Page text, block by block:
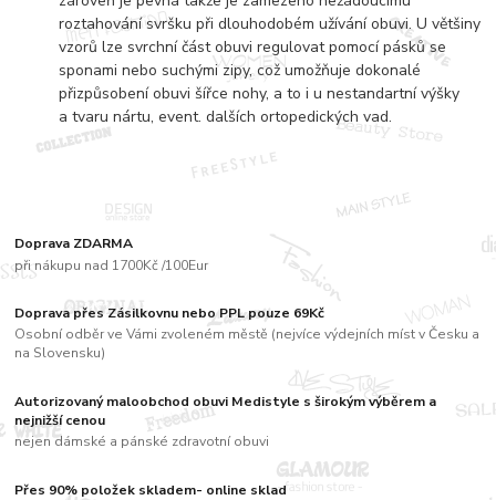
Doprava ZDARMA
při nákupu nad 1700Kč /100Eur
Doprava přes Zásilkovnu nebo PPL pouze 69Kč
Osobní odběr ve Vámi zvoleném městě (nejvíce výdejních míst v Česku a
na Slovensku)
Autorizovaný maloobchod obuvi Medistyle s širokým výběrem a
nejnižší cenou
nejen dámské a pánské zdravotní obuvi
Přes 90% položek skladem- online sklad
roztahování svršku při dlouhodobém užívání obuvi. U většiny
vzorů lze svrchní část obuvi regulovat pomocí pásků se
sponami nebo suchými zipy, což umožňuje dokonalé
přizpůsobení obuvi šířce nohy, a to i u nestandartní výšky
a tvaru nártu, event. dalších ortopedických vad.